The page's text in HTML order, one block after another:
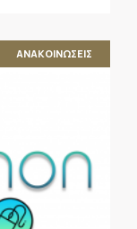
ΑΝΑΚΟΙΝΩΣΕΙΣ